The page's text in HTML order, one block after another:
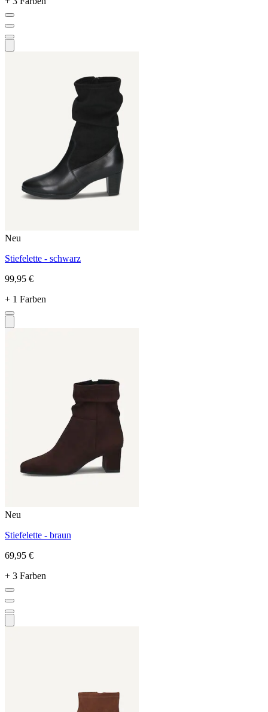
Neu
Stiefelette - schwarz
99,95 €
+ 1 Farben
Neu
Stiefelette - braun
69,95 €
+ 3 Farben